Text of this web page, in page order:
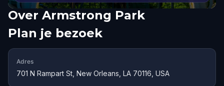
Over Armstrong Park
Plan je bezoek
Adres
701 N Rampart St, New Orleans, LA 70116, USA